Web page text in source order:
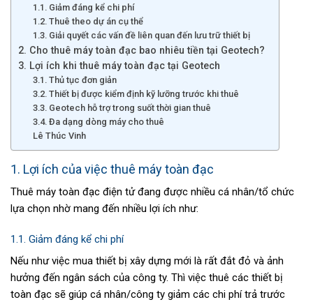
1.1. Giảm đáng kể chi phí
1.2. Thuê theo dự án cụ thể
1.3. Giải quyết các vấn đề liên quan đến lưu trữ thiết bị
2. Cho thuê máy toàn đạc bao nhiêu tiền tại Geotech?
3. Lợi ích khi thuê máy toàn đạc tại Geotech
3.1. Thủ tục đơn giản
3.2. Thiết bị được kiểm định kỹ lưỡng trước khi thuê
3.3. Geotech hỗ trợ trong suốt thời gian thuê
3.4. Đa dạng dòng máy cho thuê
Lê Thúc Vinh
1. Lợi ích của việc thuê máy toàn đạc
Thuê máy toàn đạc điện tử đang được nhiều cá nhân/tổ chức
lựa chọn nhờ mang đến nhiều lợi ích như:
1.1. Giảm đáng kể chi phí
Nếu như việc mua thiết bị xây dựng mới là rất đắt đỏ và ảnh
hưởng đến ngân sách của công ty. Thì việc thuê các thiết bị
toàn đạc sẽ giúp cá nhân/công ty giảm các chi phí trả trước